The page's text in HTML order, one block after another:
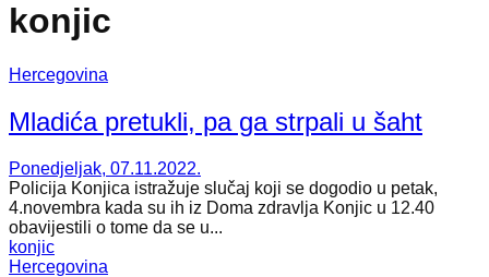
konjic
Hercegovina
Mladića pretukli, pa ga strpali u šaht
Ponedjeljak, 07.11.2022.
Policija Konjica istražuje slučaj koji se dogodio u petak,
4.novembra kada su ih iz Doma zdravlja Konjic u 12.40
obavijestili o tome da se u...
konjic
Hercegovina